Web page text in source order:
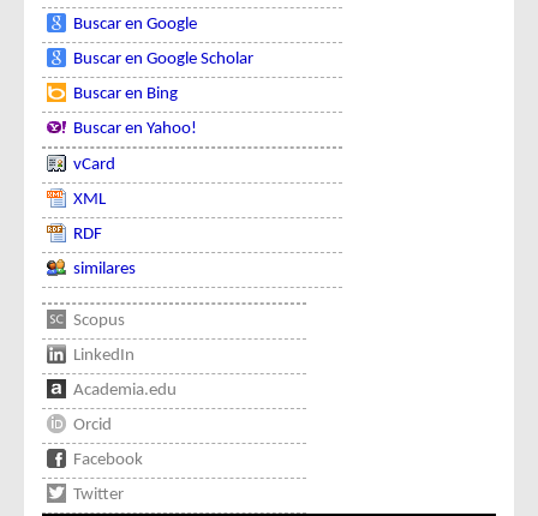
Buscar en Google
Buscar en Google Scholar
Buscar en Bing
Buscar en Yahoo!
vCard
XML
RDF
similares
Scopus
LinkedIn
Academia.edu
Orcid
Facebook
Twitter